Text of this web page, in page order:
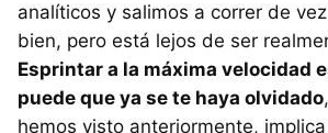
analíticos y salimos a correr de
bien, pero está lejos de ser
Esprintar a la máxima velocidad
puede que ya se te haya olvidado
hemos visto anteriormente,